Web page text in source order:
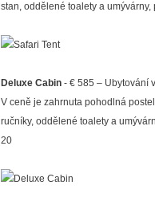
stan, oddělené toalety a
Deluxe Cabin - € 585 – Ubytování
V ceně je zahrnuta pohodlná
ručníky, oddělené toalety a
20